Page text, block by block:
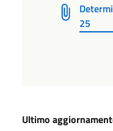
25
Ultimo